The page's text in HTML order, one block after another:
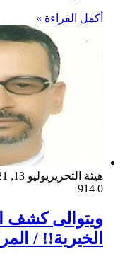
أكمل القراءة »
هيئة التحرير يوليو 13, 2021
0
ويتوالى كشف
الخيرية!! /